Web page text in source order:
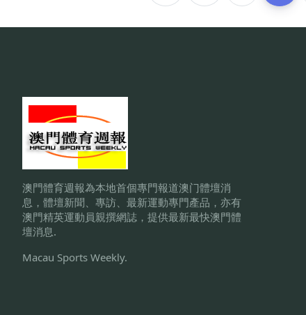
澳門體育週報為本地首個專門報道澳门體壇消
息，體壇新聞、專訪、最新運動專門產品，亦有
澳門精英運動員親撰網誌，提供最新最快澳門體
壇消息.
Macau Sports Weekly.